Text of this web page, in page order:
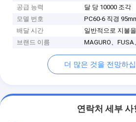
공급 능력
달 당 10000 조각
모델 번호
PC60-6 직경
배달 시간
일반적으로 지불
브랜드 이름
MAGURO、FUSA
더 많은 것을 전망하
연락처 세부 사